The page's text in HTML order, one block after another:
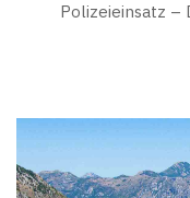
Polizeieinsatz –